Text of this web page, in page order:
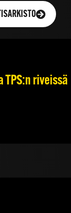
TPS:n riveissä